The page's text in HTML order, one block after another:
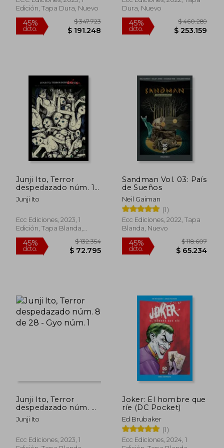
45%
dcto. $ 41.175
45%
dcto.
Edición, Tapa Dura, Nuevo
dcto. $ 191.248
Dura, Nuevo
45%
dcto. $
Junji Ito, Terror
despedazado núm. 10
de 28 - Tomie núm. 3
Junji Ito
Ecc Ediciones, 2023, 1
Edición, Tapa Blanda,
Nuevo
Sandman Vol. 03: País
de Sueños
Neil Gaiman
(1)
Ecc Ediciones, 2022, Tapa
Blanda, Nuevo
Junji Ito, Terror
despedazado núm. 8
de 28 - Gyo núm. 1
Junji Ito
Ecc Ediciones, 2023, 1
Joker: El hombre que
ríe (DC Pocket)
Ed Brubaker
(1)
Ecc Ediciones, 2024, 1